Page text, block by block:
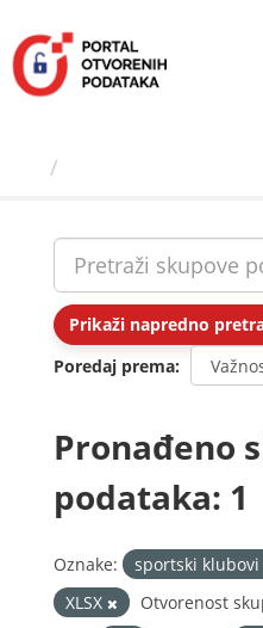
sadržaj
Prikaži napredno
Poredaj prema
Pronađeno
podataka: 1
Oznake: sportski klubovi
XLSX
Otvorenost